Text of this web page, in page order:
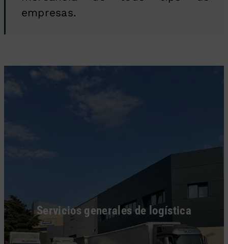
empresas.
Servicios generales de logística